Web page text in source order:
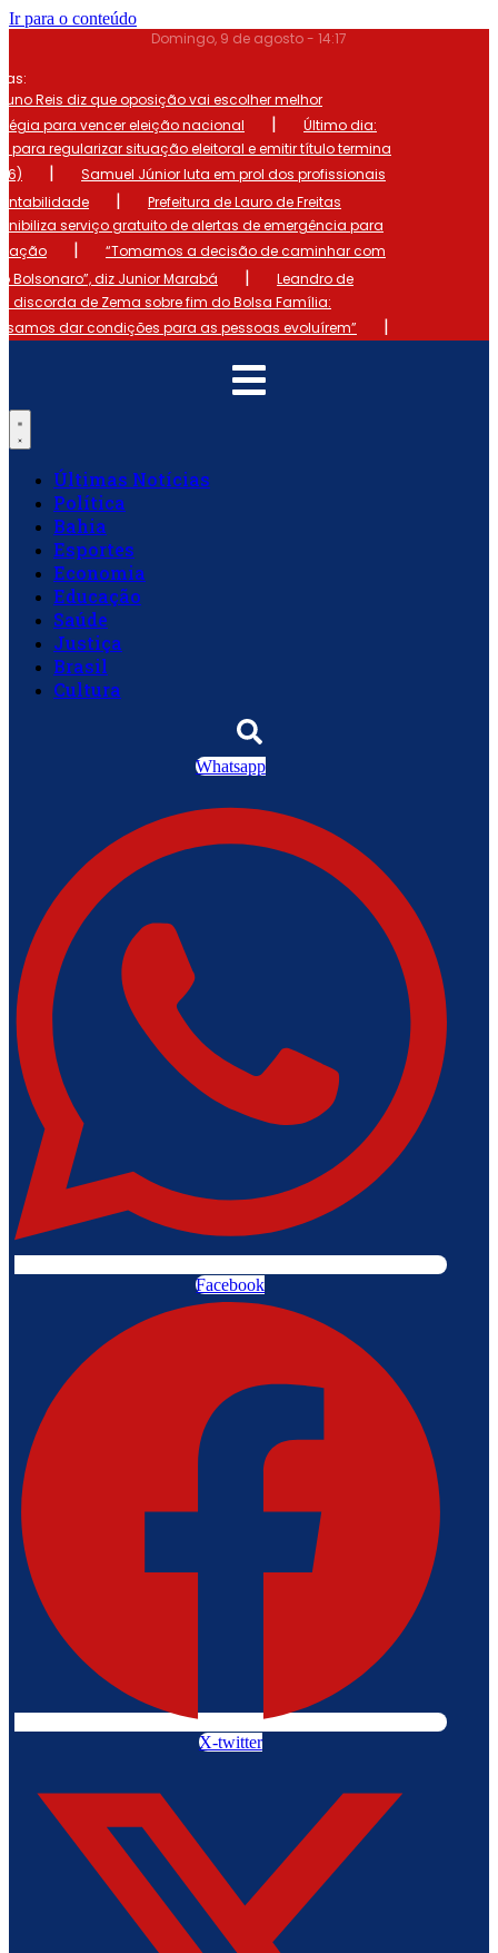
Ir para o conteúdo
Domingo, 9 de agosto - 14:17
Reis diz que oposição vai escolher melhor
para vencer eleição nacional
|
Último dia:
para regularizar situação eleitoral e emitir título termina
|
Samuel Júnior luta em prol dos profissionais
|
Prefeitura de Lauro de Freitas
serviço gratuito de alertas de emergência para
|
“Tomamos a decisão de caminhar com
Bolsonaro”, diz Junior Marabá
|
Leandro de
discorda de Zema sobre fim do Bolsa Família:
dar condições para as pessoas evoluírem”
|
Últimas Notícias
Política
Bahia
Esportes
Economia
Educação
Saúde
Justiça
Brasil
Cultura
Whatsapp
Facebook
X-twitter